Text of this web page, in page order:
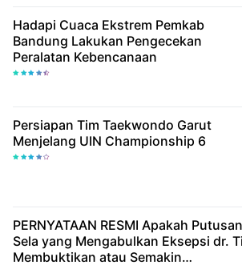
Hadapi Cuaca Ekstrem Pemkab
Bandung Lakukan Pengecekan
Peralatan Kebencanaan
Persiapan Tim Taekwondo Garut
Menjelang UIN Championship 6
PERNYATAAN RESMI Apakah Putusan
Sela yang Mengabulkan Eksepsi dr.
Membuktikan atau Semakin